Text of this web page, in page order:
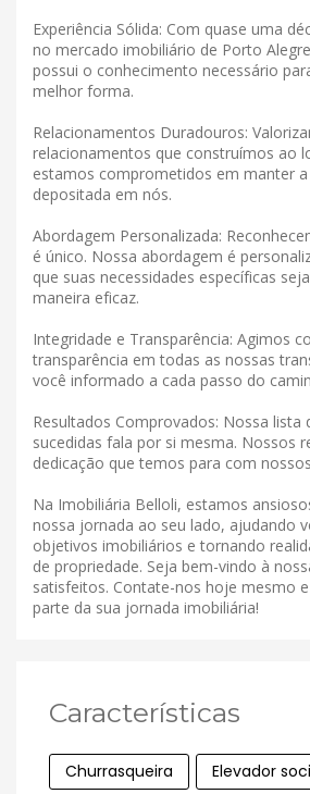
Experiência Sólida: Com quase uma
no mercado imobiliário de Porto
possui o conhecimento necessário
melhor forma.
Relacionamentos Duradouros:
relacionamentos que construímos ao
estamos comprometidos em manter
depositada em nós.
Abordagem Personalizada:
é único. Nossa abordagem é
que suas necessidades específicas
maneira eficaz.
Integridade e Transparência: Agimos
transparência em todas as nossas
você informado a cada passo do
Resultados Comprovados: Nossa lista
sucedidas fala por si mesma. Nossos
dedicação que temos para com
Na Imobiliária Belloli, estamos
nossa jornada ao seu lado, ajudando
objetivos imobiliários e tornando
de propriedade. Seja bem-vindo à
satisfeitos. Contate-nos hoje mesmo
parte da sua jornada imobiliária!
Características
Churrasqueira Elevador